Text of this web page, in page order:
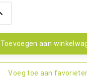
Toevoegen aan
Voeg toe aan